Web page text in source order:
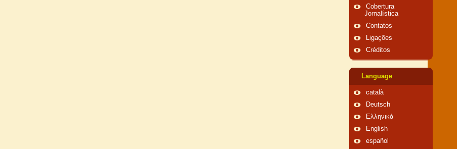
Cobertura
Jornalística
Contatos
Ligações
Créditos
Language
català
Deutsch
Ελληνικά
English
español